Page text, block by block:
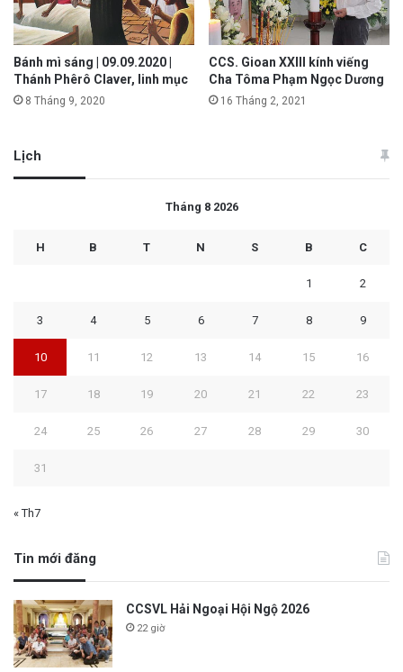
Bánh mì sáng | 09.09.2020 |
Thánh Phêrô Claver, linh mục
8 Tháng 9, 2020
CCS. Gioan XXIII kính viếng
Cha Tôma Phạm Ngọc Dương
16 Tháng 2, 2021
Lịch
Tháng 8 2026
H B T N S B C
1 2
3 4 5 6 7 8 9
10 11 12 13 14 15 16
17 18 19 20 21 22 23
24 25 26 27 28 29 30
31
« Th7
Tin mới đăng
CCSVL Hải Ngoại Hội Ngộ 2026
22 giờ